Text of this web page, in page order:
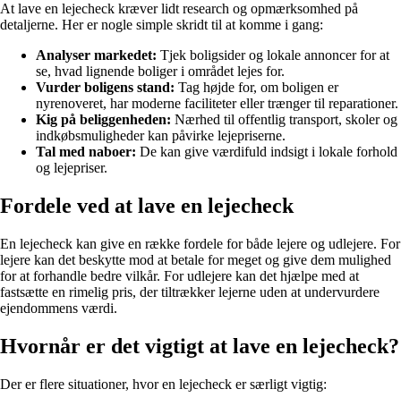
At lave en lejecheck kræver lidt research og opmærksomhed på
detaljerne. Her er nogle simple skridt til at komme i gang:
Analyser markedet: Tjek boligsider og lokale annoncer for at
se, hvad lignende boliger i området lejes for.
Vurder boligens stand: Tag højde for, om boligen er
nyrenoveret, har moderne faciliteter eller trænger til reparationer.
Kig på beliggenheden: Nærhed til offentlig transport, skoler og
indkøbsmuligheder kan påvirke lejepriserne.
Tal med naboer: De kan give værdifuld indsigt i lokale forhold
og lejepriser.
Fordele ved at lave en lejecheck
En lejecheck kan give en række fordele for både lejere og udlejere. For
lejere kan det beskytte mod at betale for meget og give dem mulighed
for at forhandle bedre vilkår. For udlejere kan det hjælpe med at
fastsætte en rimelig pris, der tiltrækker lejerne uden at undervurdere
ejendommens værdi.
Hvornår er det vigtigt at lave en lejecheck?
Der er flere situationer, hvor en lejecheck er særligt vigtig: